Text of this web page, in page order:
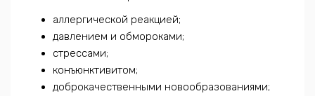
аллергической реакцией;
давлением и обмороками;
стрессами;
конъюнктивитом;
доброкачественными новообразованиями;